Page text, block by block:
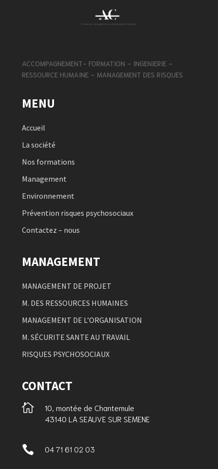
ACCOMPAGNEMENT- FORMATION – INGENIERIE –
RESSOURCE HUMAINE – MANAGEMENT DES RISQUES
MENU
Accueil
La société
Nos formations
Management
Environnement
Prévention risques psychosociaux
Contactez – nous
MANAGEMENT
MANAGEMENT DE PROJET
M. DES RESSOURCES HUMAINES
MANAGEMENT DE L’ORGANISATION
M. SÉCURITE SANTE AU TRAVAIL
RISQUES PSYCHOSOCIAUX
CONTACT

10, montée de Chantemule
43140 LA SEAUVE SUR SEMENE
 04 71 61 02 03